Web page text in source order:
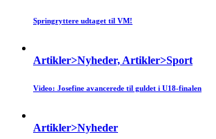
Springryttere udtaget til VM!
Artikler>Nyheder, Artikler>Sport
Video: Josefine avancerede til guldet i U18-finalen
Artikler>Nyheder